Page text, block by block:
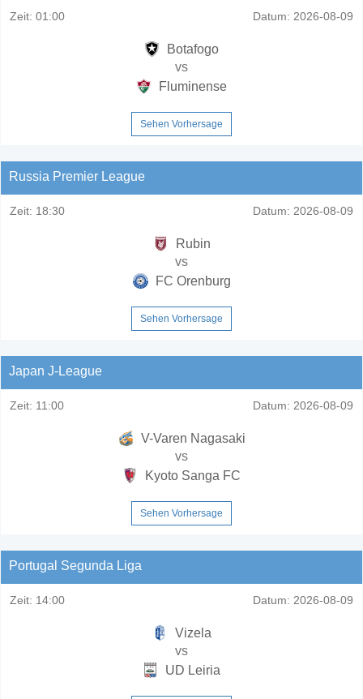
Zeit: 01:00 Datum: 2026-08-09
Botafogo
vs
Fluminense
Sehen Vorhersage
Russia Premier League
Zeit: 18:30 Datum: 2026-08-09
Rubin
vs
FC Orenburg
Sehen Vorhersage
Japan J-League
Zeit: 11:00 Datum: 2026-08-09
V-Varen Nagasaki
vs
Kyoto Sanga FC
Sehen Vorhersage
Portugal Segunda Liga
Zeit: 14:00 Datum: 2026-08-09
Vizela
vs
UD Leiria